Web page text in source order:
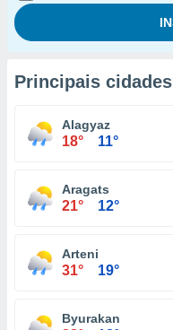
Principais cidades
Alagyaz
18° 11°
Aragats
21° 12°
Arteni
31° 19°
Byurakan